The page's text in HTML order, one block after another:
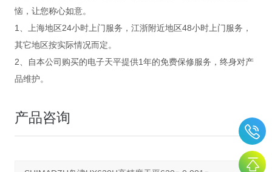
恼，让您称心如意。
1、上海地区24小时上门服务，江浙附近地区48小时上门服务，
其它地区按实际情况而定。
2、自本公司购买的电子天平提供1年的免费保修服务，终身对产
品维护。
产品咨询